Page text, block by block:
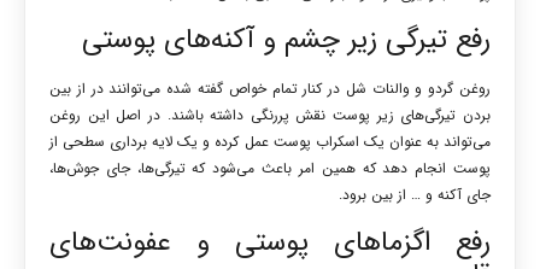
رفع تیرگی زیر چشم و آکنه‌های پوستی
روغن گردو و والنات شل در کنار تمام خواص گفته شده می‌توانند در از بین
بردن تیرگی‌های زیر پوست نقش پررنگی داشته باشند. در اصل این روغن
می‌تواند به عنوان یک اسکراب پوست عمل کرده و یک لایه برداری سطحی از
پوست انجام دهد که همین امر باعث می‌شود که تیرگی‌ها، جای جوش‌ها،
جای آکنه و … از بین برود.
رفع اگزماهای پوستی و عفونت‌های